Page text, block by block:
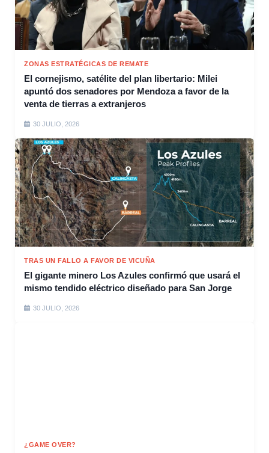
ZONAS ESTRATÉGICAS DE REMATE
El cornejismo, satélite del plan libertario: Milei
apuntó dos senadores por Mendoza a favor de la
venta de tierras a extranjeros
30 JULIO, 2026
TRAS UN FALLO A FAVOR DE VICUÑA
El gigante minero Los Azules confirmó que usará el
mismo tendido eléctrico diseñado para San Jorge
30 JULIO, 2026
¿GAME OVER?